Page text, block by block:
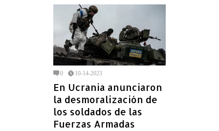
0 10-14-2023
En Ucrania anunciaron
la desmoralización de
los soldados de las
Fuerzas Armadas